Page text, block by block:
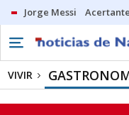
Jorge Messi
VIVIR